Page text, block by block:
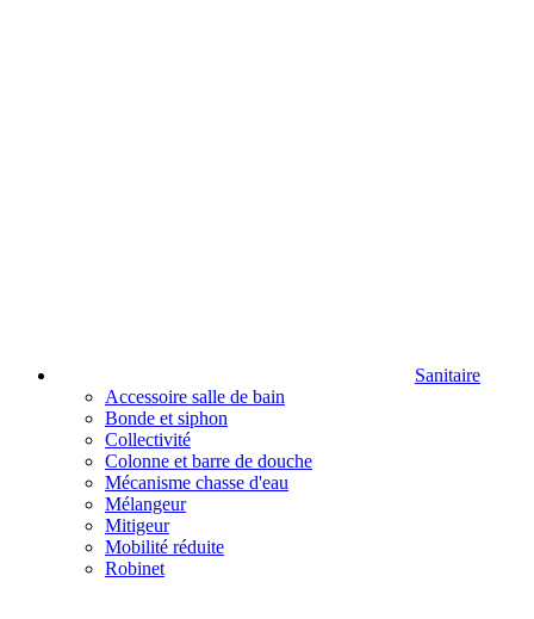
Sanitaire
Accessoire salle de bain
Bonde et siphon
Collectivité
Colonne et barre de douche
Mécanisme chasse d'eau
Mélangeur
Mitigeur
Mobilité réduite
Robinet